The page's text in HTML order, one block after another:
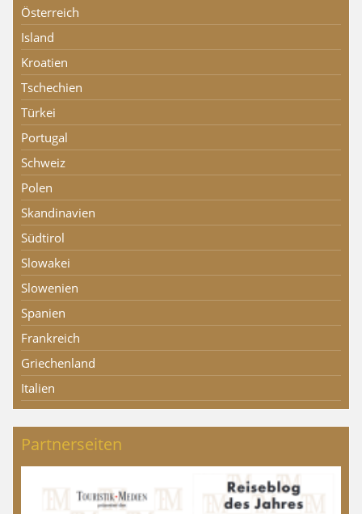
Österreich
Island
Kroatien
Tschechien
Türkei
Portugal
Schweiz
Polen
Skandinavien
Südtirol
Slowakei
Slowenien
Spanien
Frankreich
Griechenland
Italien
Partnerseiten